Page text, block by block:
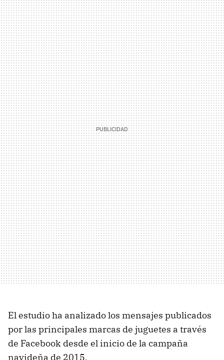
El estudio ha analizado los mensajes publicados
por las principales marcas de juguetes a través
de Facebook desde el inicio de la campaña
navideña de 2015.